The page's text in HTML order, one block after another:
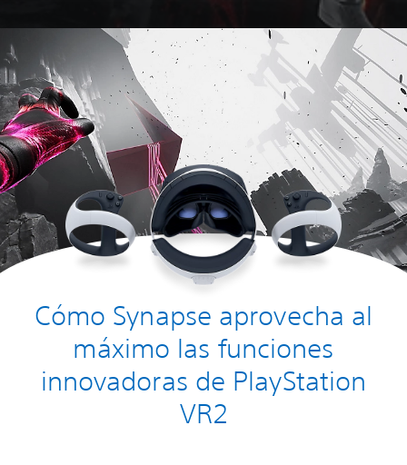
Cómo Synapse aprovecha al
máximo las funciones
innovadoras de PlayStation
VR2